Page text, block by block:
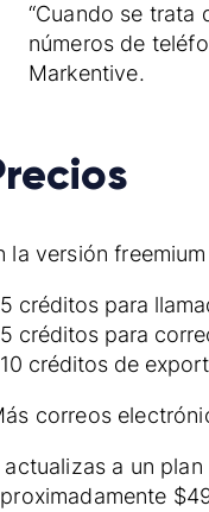
“Cuando se trata
números de
Markentive.
la versión
5 créditos para
5 créditos para
10 créditos de
correos
actualizas a un